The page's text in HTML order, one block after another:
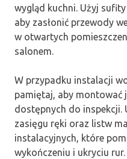
wygląd kuchni. Użyj
aby zasłonić przewody
w otwartych
salonem.
W przypadku instalacji
pamiętaj, aby montować
dostępnych do inspekcji.
zasięgu ręki oraz listw
instalacyjnych, które
wykończeniu i ukryciu rur.